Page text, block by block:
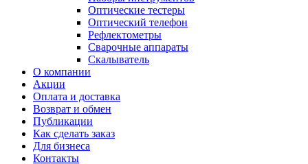
Оптические тестеры
Оптический телефон
Рефлектометры
Сварочные аппараты
Скалыватель
О компании
Акции
Оплата и доставка
Возврат и обмен
Публикации
Как сделать заказ
Для бизнеса
Контакты